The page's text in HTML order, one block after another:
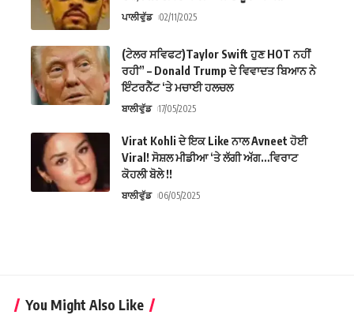
ਪਾਲੀਵੁੱਡ 02/11/2025
(ਟੇਲਰ ਸਵਿਫਟ)Taylor Swift ਹੁਣ HOT ਨਹੀਂ
ਰਹੀ” – Donald Trump ਦੇ ਵਿਵਾਦਤ ਬਿਆਨ ਨੇ
ਇੰਟਰਨੈੱਟ ‘ਤੇ ਮਚਾਈ ਹਲਚਲ
ਬਾਲੀਵੁੱਡ 17/05/2025
Virat Kohli ਦੇ ਇਕ Like ਨਾਲ Avneet ਹੋਈ
Viral! ਸੋਸ਼ਲ ਮੀਡੀਆ ‘ਤੇ ਲੱਗੀ ਅੱਗ…ਵਿਰਾਟ
ਕੋਹਲੀ ਬੋਲੇ !!
ਬਾਲੀਵੁੱਡ 06/05/2025
You Might Also Like